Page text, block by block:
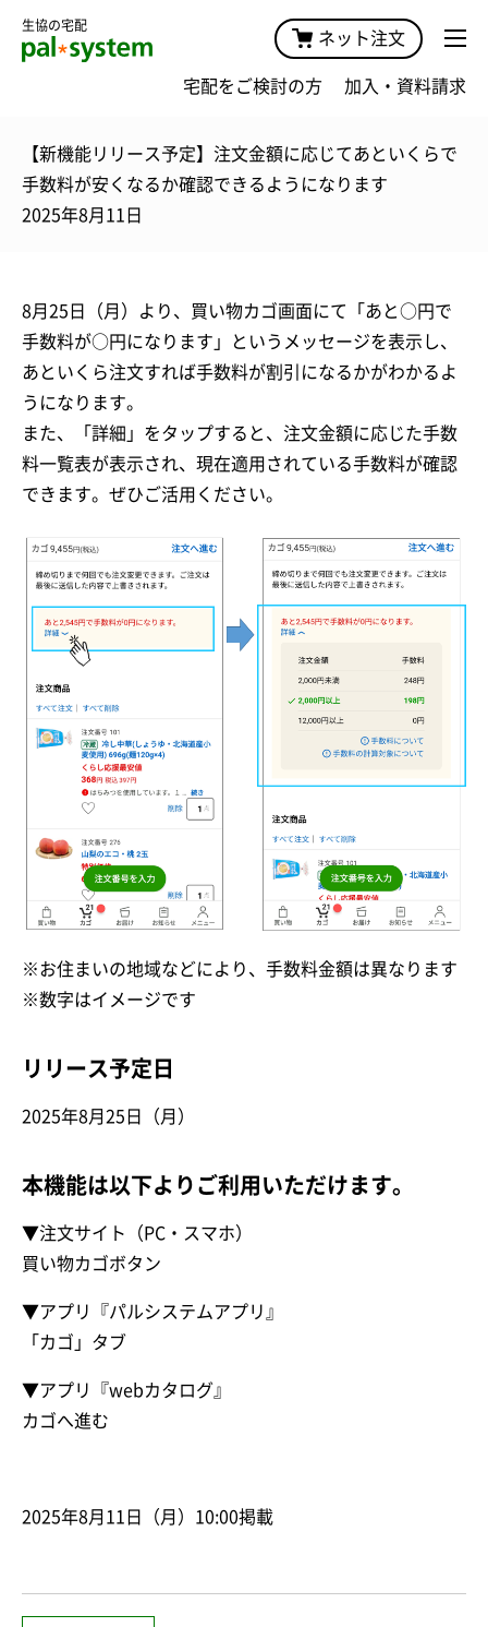
生協の宅配
ネット注文
宅配をご検討の方 加入・資料請求
【新機能リリース予定】注文金額に応じてあといくらで
手数料が安くなるか確認できるようになります
2025年8月11日
8月25日（月）より、買い物カゴ画面にて「あと○円で
手数料が○円になります」というメッセージを表示し、
あといくら注文すれば手数料が割引になるかがわかるよ
うになります。
また、「詳細」をタップすると、注文金額に応じた手数
料一覧表が表示され、現在適用されている手数料が確認
できます。ぜひご活用ください。
※お住まいの地域などにより、手数料金額は異なります
※数字はイメージです
リリース予定日
2025年8月25日（月）
本機能は以下よりご利用いただけます。
▼注文サイト（PC・スマホ）
買い物カゴボタン
▼アプリ『パルシステムアプリ』
「カゴ」タブ
▼アプリ『webカタログ』
カゴへ進む
2025年8月11日（月）10:00掲載